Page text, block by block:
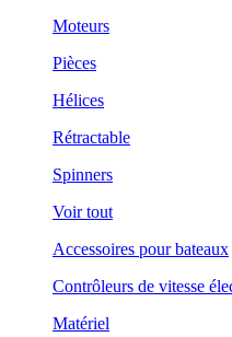
Moteurs
Pièces
Hélices
Rétractable
Spinners
Voir tout
Accessoires pour bateaux
Contrôleurs de vitesse
Matériel